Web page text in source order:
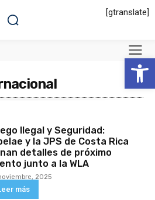
Abrir
[gtranslate]
Ilegal y Seguridad:
y la JPS de Costa Rica
detalles de próximo
junto a la WLA
2025
más